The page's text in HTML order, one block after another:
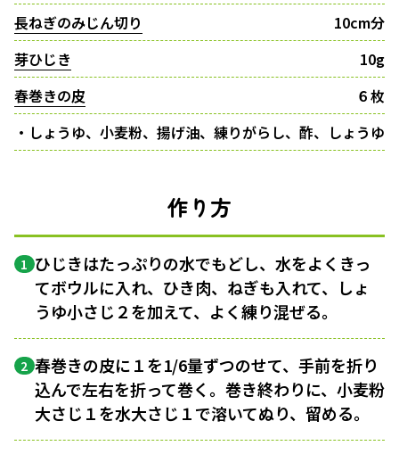
長ねぎのみじん切り
10cm分
芽ひじき
10g
春巻きの皮
６枚
・しょうゆ、小麦粉、揚げ油、練りがらし、酢、しょうゆ
作り方
1 ひじきはたっぷりの水でもどし、水をよくきっ
てボウルに入れ、ひき肉、ねぎも入れて、しょ
うゆ小さじ２を加えて、よく練り混ぜる。
2 春巻きの皮に１を1/6量ずつのせて、手前を折り
込んで左右を折って巻く。巻き終わりに、小麦粉
大さじ１を水大さじ１で溶いてぬり、留める。